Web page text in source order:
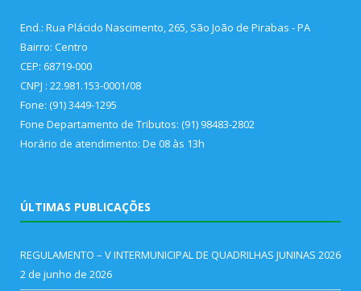
End.: Rua Plácido Nascimento, 265, São João de Pirabas - PA
Bairro: Centro
CEP: 68719-000
CNPJ : 22.981.153-0001/08
Fone: (91) 3449-1295
Fone Departamento de Tributos: (91) 98483-2802
Horário de atendimento: De 08 às 13h
ÚLTIMAS PUBLICAÇÕES
REGULAMENTO – V INTERMUNICIPAL DE QUADRILHAS JUNINAS 2026
2 de junho de 2026